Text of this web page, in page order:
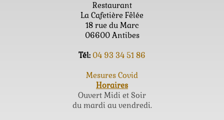
Restaurant
La Cafetière Fêlée
18 rue du Marc
06600 Antibes
Tél: 04 93 34 51 86
Mesures Covid
Horaires
Ouvert Midi et Soir
du mardi au vendredi.